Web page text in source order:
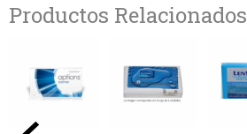
Productos Relacionados